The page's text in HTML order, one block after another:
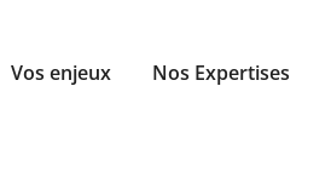
Vos enjeux Nos Expertises